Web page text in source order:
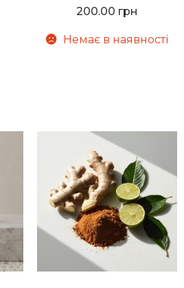
200.00 грн
Немає в наявності